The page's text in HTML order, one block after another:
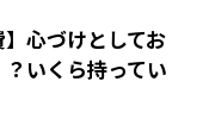
】心づけとしてお
いくら持ってい